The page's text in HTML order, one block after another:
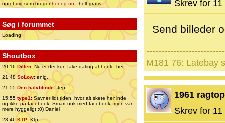
opret dig som brugerher og nu - helt gratis...
Søg i forummet
Loading
Shoutbox
20:16 Dillen: Nu er der kun fake-dating at hente her.
21:48 SoLow:enig..
21:55 Den halvblinde:Jep.....
15:55 type1:Savner lidt tiden, hvor alt skete her inde,
og ikke på facebook. Smart nok med facebook, men var
mere hyggeligt ;0) Daniel
23:46 KTP:Ktp
Skrev for
Send billeder
M181 76: Latebay
1961 ragtop
Skrev for